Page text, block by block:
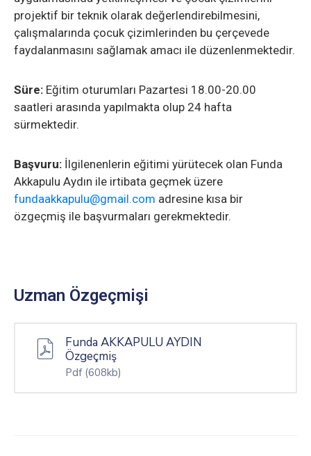
projektif bir teknik olarak değerlendirebilmesini,
çalışmalarında çocuk çizimlerinden bu çerçevede
faydalanmasını sağlamak amacı ile düzenlenmektedir.
Süre: Eğitim oturumları Pazartesi 18.00-20.00
saatleri arasında yapılmakta olup 24 hafta
sürmektedir.
Başvuru: İlgilenenlerin eğitimi yürütecek olan Funda
Akkapulu Aydın ile irtibata geçmek üzere
fundaakkapulu@gmail.com adresine kısa bir
özgeçmiş ile başvurmaları gerekmektedir.
Uzman Özgeçmişi
Funda AKKAPULU AYDIN
Özgeçmiş
Pdf (608kb)